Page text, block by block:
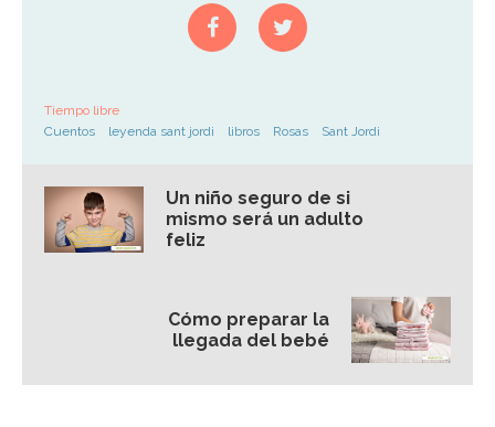
Tiempo libre
Cuentos
leyenda sant jordi libros Rosas Sant Jordi
Un niño seguro de si
mismo será un adulto
feliz
Cómo preparar la
llegada del bebé